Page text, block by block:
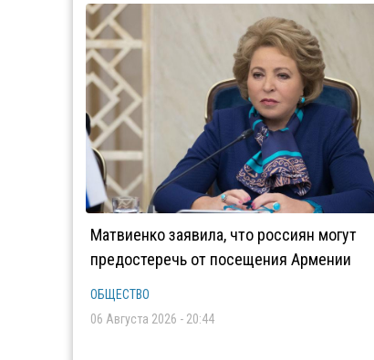
Матвиенко заявила, что россиян могут
предостеречь от посещения Армении
ОБЩЕСТВО
06 Августа 2026 - 20:44